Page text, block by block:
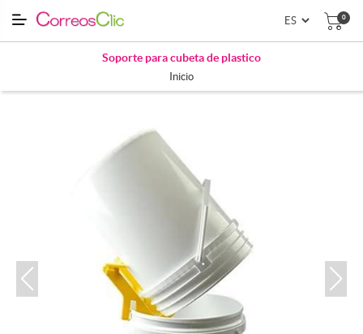
0
Soporte para cubeta de plastico
Inicio